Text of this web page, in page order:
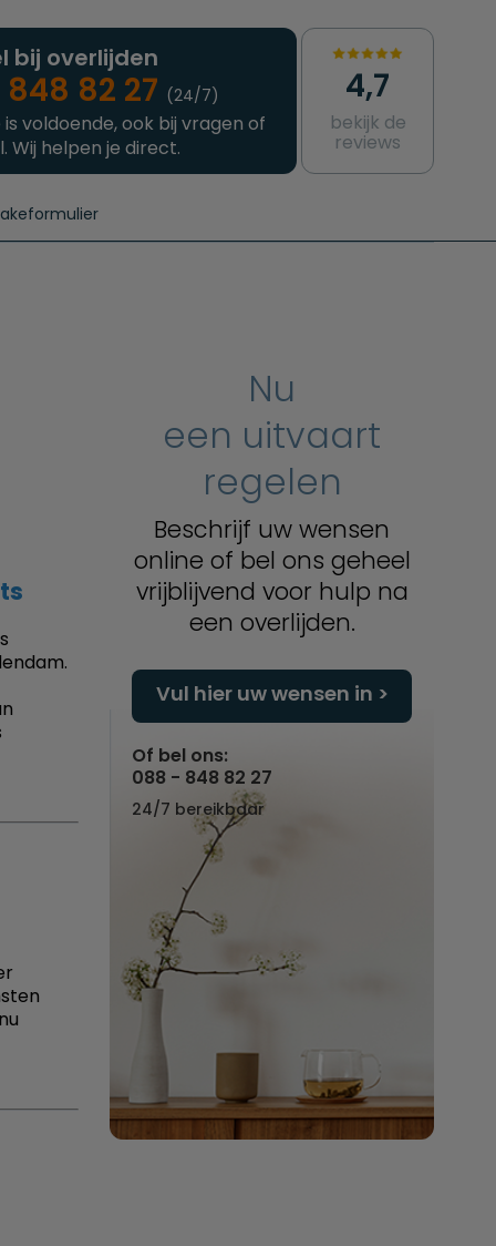
bij overlijden
82 27 (24/7)
voldoende, ook bij vragen of
Wij helpen je direct.
4,7
bekijk de
reviews
Nu
een uitvaart
regelen
Beschrijf uw wensen
online of bel ons geheel
vrijblijvend voor hulp na
een overlijden.
Vul hier uw wensen in
Of bel ons:
088 - 848 82 27
24/7 bereikbaar